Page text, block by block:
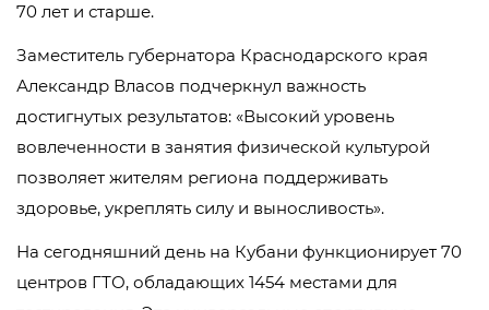
70 лет и старше.
Заместитель губернатора Краснодарского края
Александр Власов подчеркнул важность
достигнутых результатов: «Высокий уровень
вовлеченности в занятия физической культурой
позволяет жителям региона поддерживать
здоровье, укреплять силу и выносливость».
На сегодняшний день на Кубани функционирует 70
центров ГТО, обладающих 1454 местами для